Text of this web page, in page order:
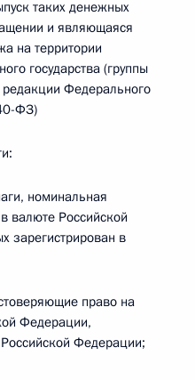
таких денежных
и являющаяся
на территории
государства (группы
редакции Федерального
ФЗ)
номинальная
валюте Российской
зарегистрирован в
право на
Федерации,
Федерации;